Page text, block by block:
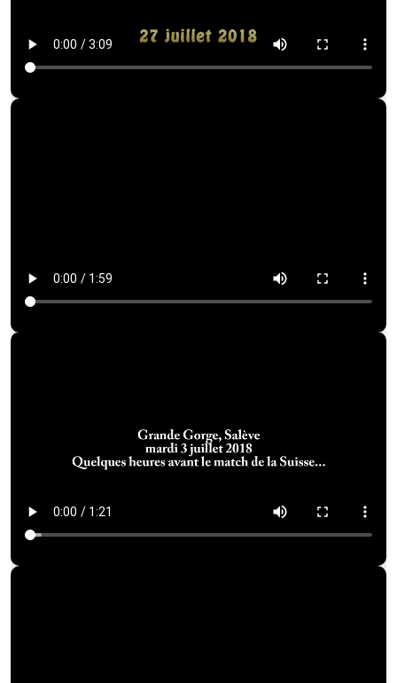
Quelques vidéos plaisir
Le sens des croix aux sommets
Eau et fontaine